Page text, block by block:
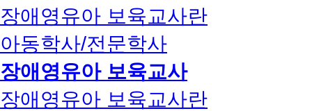
장애영유아 보육교사란
아동학사/전문학사
장애영유아 보육교사
장애영유아 보육교사란